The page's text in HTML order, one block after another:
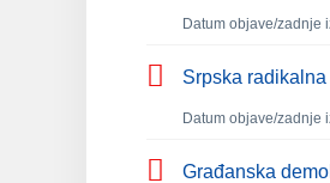
Datum objave/zadnje
Srpska
Datum objave/zadnje
Građanska